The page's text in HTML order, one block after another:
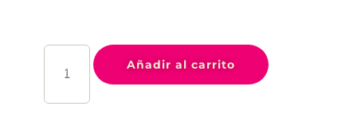
Añadir al carrito